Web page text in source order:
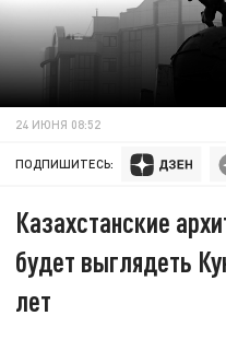
24 ИЮНЯ 08:52
ПОДПИШИТЕСЬ:
Казахстанские
будет выглядеть
лет